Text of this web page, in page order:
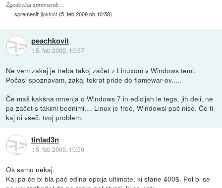
Zgodovina sprememb…
spremenil:jlpktnst(5. feb 2009 ob 10:58)
peachkovit
:: 5. feb 2009, 10:57
Ne vem zakaj je treba takoj začet z Linuxom v Windows temi.
Počasi spoznavam, zakaj tokrat pride do flamewar-ov.....
Če maš kakšna mnenja o Windows 7 in edicijah le tega, jih deli, ne
pa začet s takimi bednimi.... Linux je free, Windowsi pač niso. Če ti
kaj ni všeč, tvoj problem.
tinlad3n
::5. feb 2009, 10:59
Ok samo nekaj.
Kaj pa če bi bla pač edina opcija ultimate, ki stane 400$. Pol bi se